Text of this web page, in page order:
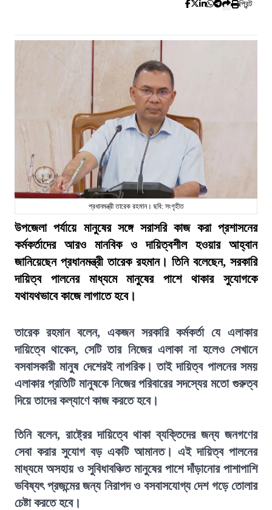
প্রিন্ট
প্রধানমন্ত্রী তারেক রহমান। ছবি: সংগৃহীত
উপজেলা পর্যায়ে মানুষের সঙ্গে সরাসরি কাজ করা প্রশাসনের
কর্মকর্তাদের আরও মানবিক ও দায়িত্বশীল হওয়ার আহ্বান
জানিয়েছেন প্রধানমন্ত্রী তারেক রহমান। তিনি বলেছেন, সরকারি
দায়িত্ব পালনের মাধ্যমে মানুষের পাশে থাকার সুযোগকে
যথাযথভাবে কাজে লাগাতে হবে।
তারেক রহমান বলেন, একজন সরকারি কর্মকর্তা যে এলাকার
দায়িত্বে থাকেন, সেটি তার নিজের এলাকা না হলেও সেখানে
বসবাসকারী মানুষ দেশেরই নাগরিক। তাই দায়িত্ব পালনের সময়
এলাকার প্রতিটি মানুষকে নিজের পরিবারের সদস্যের মতো গুরুত্ব
দিয়ে তাদের কল্যাণে কাজ করতে হবে।
তিনি বলেন, রাষ্ট্রের দায়িত্বে থাকা ব্যক্তিদের জন্য জনগণের
সেবা করার সুযোগ বড় একটি আমানত। এই দায়িত্ব পালনের
মাধ্যমে অসহায় ও সুবিধাবঞ্চিত মানুষের পাশে দাঁড়ানোর পাশাপাশি
ভবিষ্যৎ প্রজন্মের জন্য নিরাপদ ও বসবাসযোগ্য দেশ গড়ে তোলার
চেষ্টা করতে হবে।